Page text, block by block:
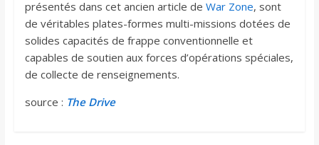
présentés dans cet ancien article de War Zone, sont
de véritables plates-formes multi-missions dotées de
solides capacités de frappe conventionnelle et
capables de soutien aux forces d’opérations spéciales,
de collecte de renseignements.
source : The Drive